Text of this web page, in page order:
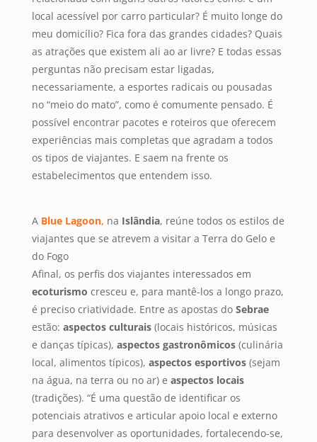
local acessível por carro particular? É muito longe do
meu domicílio? Fica fora das grandes cidades? Quais
as atrações que existem ali ao ar livre? E todas essas
perguntas não precisam estar ligadas,
necessariamente, a esportes radicais ou pousadas
no “meio do mato”, como é comumente pensado. É
possível encontrar pacotes e roteiros que oferecem
experiências mais completas que agradam a todos
os tipos de viajantes. E saem na frente os
estabelecimentos que entendem isso.
A Blue Lagoon, na Islândia, reúne todos os estilos de
viajantes que se atrevem a visitar a Terra do Gelo e
do Fogo
Afinal, os perfis dos viajantes interessados em
ecoturismo cresceu e, para mantê-los a longo prazo,
é preciso criatividade. Entre as apostas do Sebrae
estão: aspectos culturais(locais históricos, músicas
e danças típicas), aspectos gastronômicos(culinária
local, alimentos típicos), aspectos esportivos(sejam
na água, na terra ou no ar) e aspectos locais
(tradições). “É uma questão de identificar os
potenciais atrativos e articular apoio local e externo
para desenvolver as oportunidades, fortalecendo-se,